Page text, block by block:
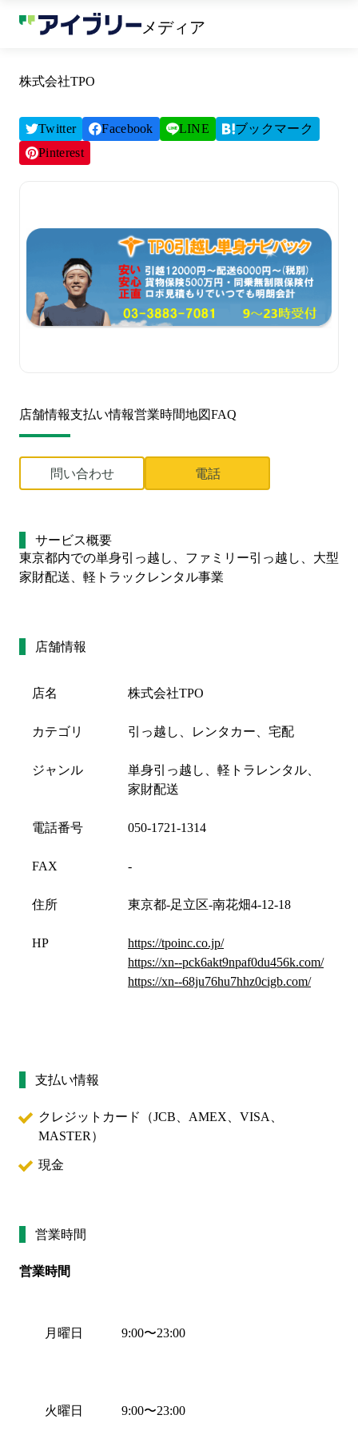
メディア
株式会社TPO
Twitter Facebook LINE
ブックマーク
Pinterest
店舗情報支払い情報営業時間地図FAQ
問い合わせ 電話
サービス概要
東京都内での単身引っ越し、ファミリー引っ越し、大型
家財配送、軽トラックレンタル事業
店舗情報
店名 株式会社TPO
カテゴリ 引っ越し、レンタカー、宅配
ジャンル
単身引っ越し、軽トラレンタル、
家財配送
電話番号 050-1721-1314
FAX -
住所 東京都-足立区-南花畑4-12-18
HP
https://tpoinc.co.jp/
https://xn--pck6akt9npaf0du456k.com/
https://xn--68ju76hu7hhz0cigb.com/
支払い情報
クレジットカード（JCB、AMEX、VISA、
MASTER ）
現金
営業時間
営業時間
月曜日
火曜日
9:00〜23:00
9:00〜23:00